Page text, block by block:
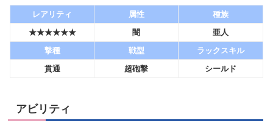
レアリティ 属性
種族
★★★★★★
闇
亜人
撃種
戦型
ラックスキル
貫通
超砲撃 シールド
アビリティ